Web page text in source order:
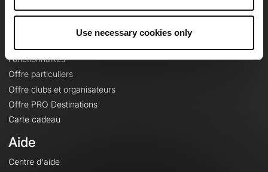
Use necessary cookies only
Fonctionnalités
Offre particuliers
Offre clubs et organisateurs
Offre PRO Destinations
Carte cadeau
Aide
Centre d'aide